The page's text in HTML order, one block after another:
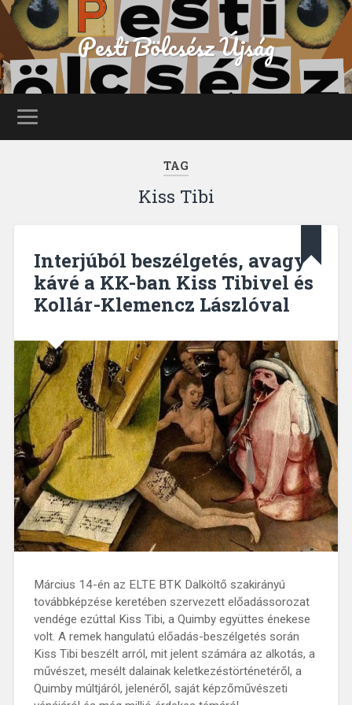
Pesti Bölcsész Újság
TAG
Kiss Tibi
Interjúból beszélgetés, avagy
kávé a KK-ban Kiss Tibivel és
Kollár-Klemencz Lászlóval
Március 14-én az ELTE BTK Dalköltő szakirányú
továbbképzése keretében szervezett előadássorozat
vendége ezúttal Kiss Tibi, a Quimby együttes énekese
volt. A remek hangulatú előadás-beszélgetés során
Kiss Tibi beszélt arról, mit jelent számára az alkotás, a
művészet, mesélt dalainak keletkezéstörténetéről, a
Quimby múltjáról, jelenéről, saját képzőművészeti